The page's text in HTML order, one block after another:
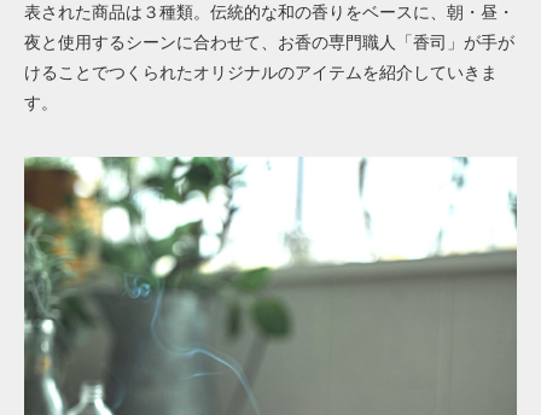
表された商品は３種類。伝統的な和の香りをベースに、朝・昼・
夜と使用するシーンに合わせて、お香の専門職人「香司」が手が
けることでつくられたオリジナルのアイテムを紹介していきま
す。